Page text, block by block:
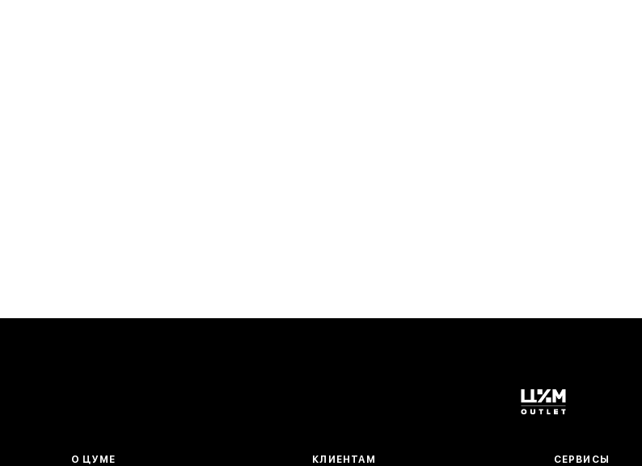
О ЦУМЕ КЛИЕНТАМ СЕРВИСЫ